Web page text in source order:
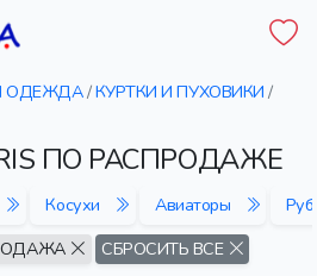
ОДЕЖДА/КУРТКИ И ПУХОВИКИ /
ПО РАСПРОДАЖЕ
Косухи Авиаторы
СБРОСИТЬ ВСЕ